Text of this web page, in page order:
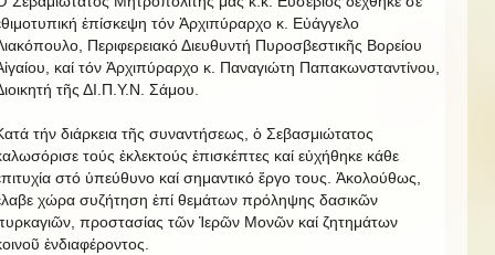
ἐπίσκεψη τόν Ἀρχιπύραρχο κ. Εὐάγγελο
Περιφερειακό Διευθυντή Πυροσβεστικῆς Βορείου
καί τόν Ἀρχιπύραρχο κ. Παναγιώτη Παπακωνσταντίνου,
τῆς ΔΙ.Π.Υ.Ν. Σάμου.
τήν διάρκεια τῆς συναντήσεως, ὁ Σεβασμιώτατος
τούς ἐκλεκτούς ἐπισκέπτες καί εὐχήθηκε κάθε
στό ὑπεύθυνο καί σημαντικό ἔργο τους. Ἀκολούθως,
χώρα συζήτηση ἐπί θεμάτων πρόληψης δασικῶν
προστασίας τῶν Ἱερῶν Μονῶν καί ζητημάτων
ἐνδιαφέροντος.